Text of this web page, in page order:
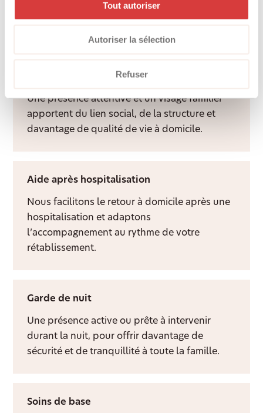
Tout autoriser
Autoriser la sélection
Refuser
quotidien, dans le respect des habitudes de
Services d’accompagnement
Une présence attentive et un visage familier
apportent du lien social, de la structure et
davantage de qualité de vie à domicile.
Aide après hospitalisation
Nous facilitons le retour à domicile après une
hospitalisation et adaptons
l’accompagnement au rythme de votre
rétablissement.
Garde de nuit
Une présence active ou prête à intervenir
durant la nuit, pour offrir davantage de
sécurité et de tranquillité à toute la famille.
Soins de base